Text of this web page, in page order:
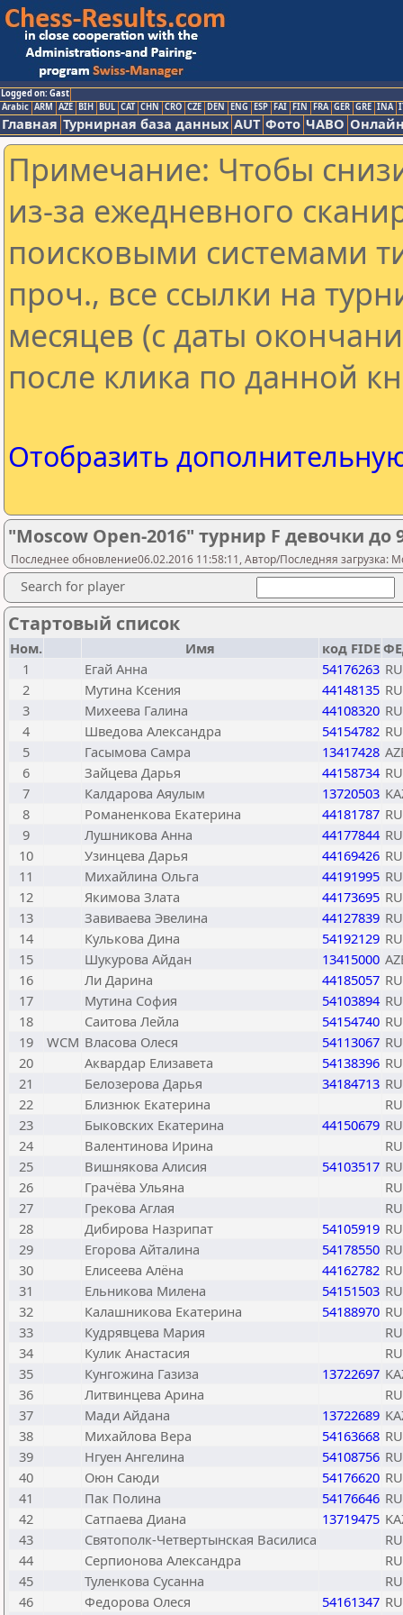
Logged on: Gast
Arabic ARM AZE BIH BUL CAT CHN CRO CZE DEN ENG ESP FAI FIN FRA GER GRE INA
Главная Турнирная база данных AUT Фото ЧАВО
Примечание: Чтобы
из-за ежедневного
поисковыми системами
проч., все ссылки на
месяцев (с даты
после клика по данной
Отобразить
"Moscow Open-2016" турнир F девочки до
Последнее обновление06.02.2016 11:58:11, Автор/Последняя загрузка:
Search for player
Стартовый список
Ном. Имя код FIDE
1
Егай Анна 54176263
2
Мутина Ксения 44148135
3
Михеева Галина 44108320
4
Шведова Александра 54154782
5
Гасымова Самра 13417428
6
Зайцева Дарья 44158734
7
Калдарова Аяулым 13720503
8
Романенкова Екатерина 44181787
9
Лушникова Анна 44177844
10
Узинцева Дарья 44169426
11
Михайлина Ольга 44191995
12
Якимова Злата 44173695
13
Завиваева Эвелина 44127839
14
Кулькова Дина 54192129
15
Шукурова Айдан 13415000
16
Ли Дарина 44185057
17
Мутина София 54103894
18
Саитова Лейла 54154740
19
WCM Власова Олеся 54113067
20
Аквардар Елизавета 54138396
21
Белозерова Дарья 34184713
22
Близнюк Екатерина
23
Быковских Екатерина 44150679
24
Валентинова Ирина
25
Вишнякова Алисия 54103517
26
Грачёва Ульяна
27
Грекова Аглая
28
Дибирова Назрипат 54105919
29
Егорова Айталина 54178550
30
Елисеева Алёна 44162782
31
Ельникова Милена 54151503
32
Калашникова Екатерина 54188970
33
Кудрявцева Мария
34
Кулик Анастасия
35
Кунгожина Газиза 13722697
36
Литвинцева Арина
37
Мади Айдана 13722689
38
Михайлова Вера 54163668
39
Нгуен Ангелина 54108756
40
Оюн Саюди 54176620
41
Пак Полина 54176646
42
Сатпаева Диана 13719475
43
Святополк-Четвертынская Василиса
44
Серпионова Александра
45
Туленкова Сусанна
46
Федорова Олеся 54161347